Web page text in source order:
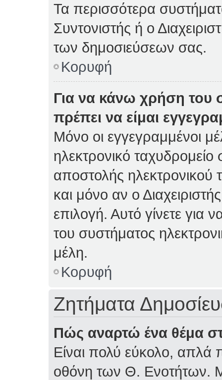
Τα περισσότερα
Συντονιστής ή ο
των δημοσιεύσεων σας.
Κορυφή
Για να κάνω χρήση του
πρέπει να είμαι
Μόνο οι εγγεγραμμένοι
ηλεκτρονικό
αποστολής ηλεκτρονικού
και μόνο αν ο
επιλογή. Αυτό γίνετε
του συστήματος
μέλη.
Κορυφή
Ζητήματα
Πώς αναρτώ ένα θέμα
Είναι πολύ εύκολο, απλά
οθόνη των Θ. Ενοτήτων.